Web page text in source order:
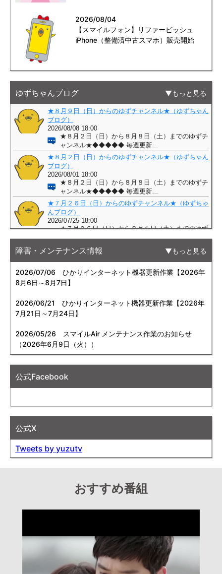
2026/08/04
【スマイルフォン】リファービッシュ
iPhone（整備済中古スマホ）販売開始
ゆずちゃんブログ もっと見る
障害・メンテナンス情報 もっと見る
2026/07/06 ひかりインターネット機器更新作業【2026年
8月6日～8月7日】
2026/06/21
ひかりインターネット機器更新作業【2026年
7月21日～7月24日】
2026/05/26 スマイルAir メンテナンス作業のお知らせ
（2026年6月9日（火））
公式Facebook
公式X
Tweets by yuzutv
おすすめ番組